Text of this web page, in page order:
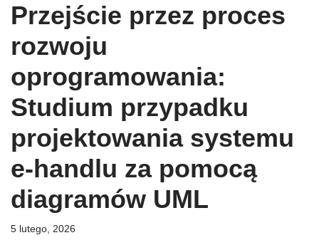
Przejście przez proces
rozwoju
oprogramowania:
Studium przypadku
projektowania systemu
e-handlu za pomocą
diagramów UML
5 lutego, 2026